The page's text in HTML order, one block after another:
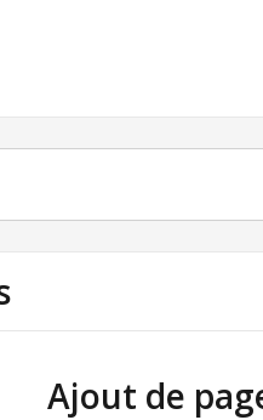
Ajout de